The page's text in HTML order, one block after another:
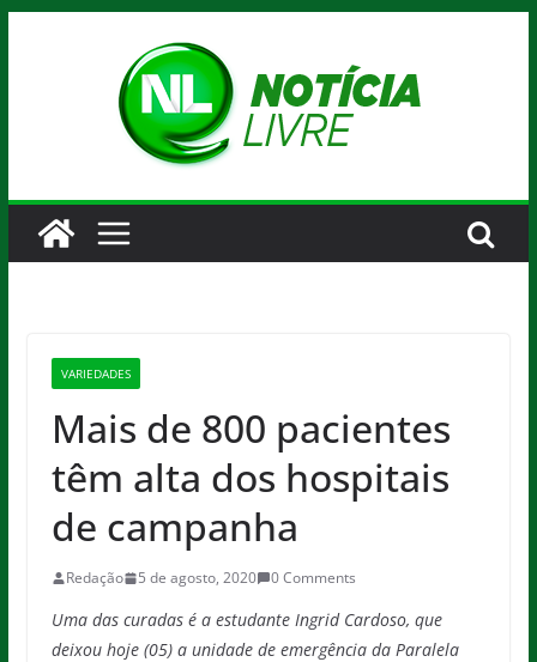
VARIEDADES
Mais de 800 pacientes
têm alta dos hospitais
de campanha
Redação 5 de agosto, 2020 0 Comments
Uma das curadas é a estudante Ingrid Cardoso, que
deixou hoje (05) a unidade de emergência da Paralela